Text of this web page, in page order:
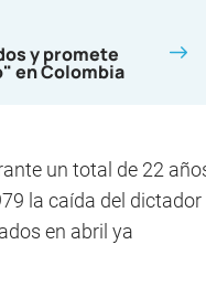
y promete
en Colombia
un total de 22
la caída del dictador
en abril ya